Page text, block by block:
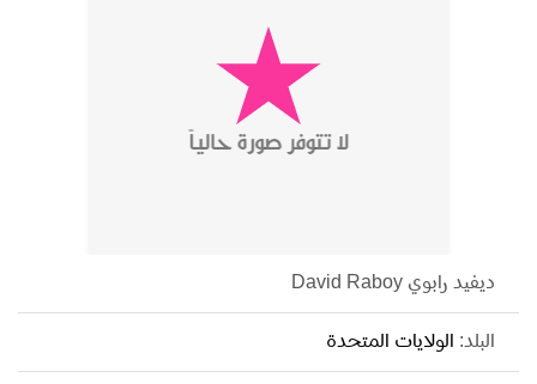
ديفيد رابوي David Raboy
البلد: الولايات المتحدة